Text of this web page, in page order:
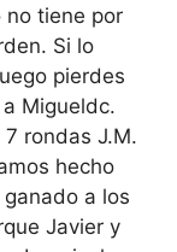
no tiene por
Si lo
pierdes
Migueldc.
rondas J.M.
hecho
a los
Javier y